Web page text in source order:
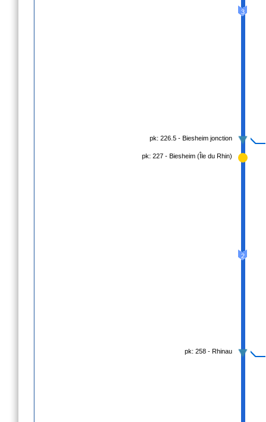
3
pk: 226.5 - Biesheim jonction
pk: 227 - Biesheim (Île du Rhin)
2
pk: 258 - Rhinau